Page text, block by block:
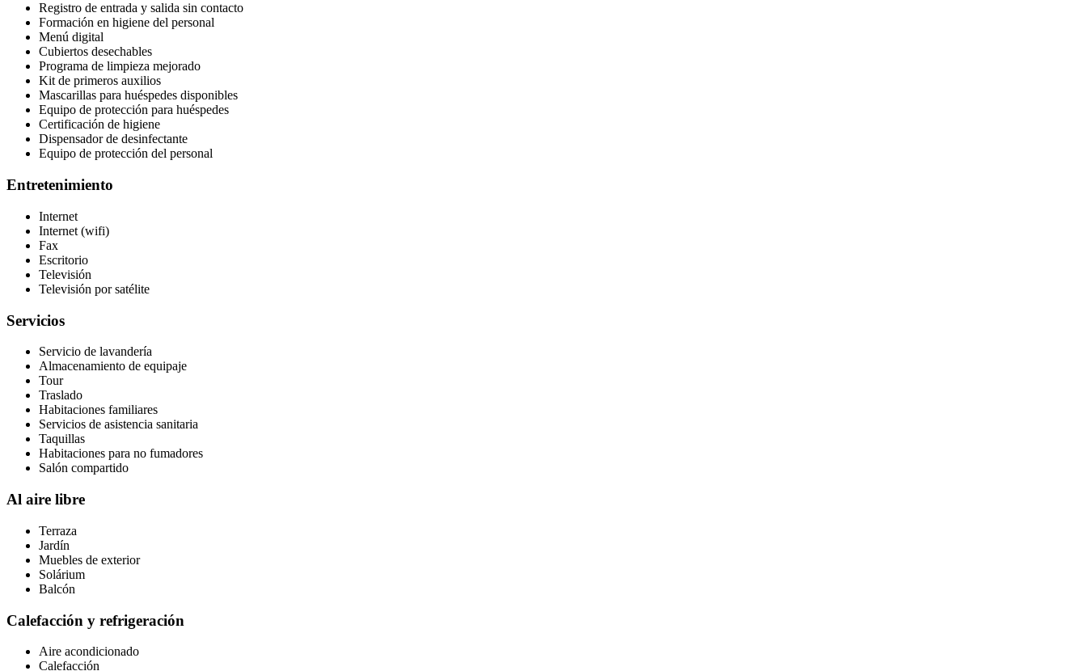
Registro de entrada y salida sin contacto
Formación en higiene del personal
Menú digital
Cubiertos desechables
Programa de limpieza mejorado
Kit de primeros auxilios
Mascarillas para huéspedes disponibles
Equipo de protección para huéspedes
Certificación de higiene
Dispensador de desinfectante
Equipo de protección del personal
Entretenimiento
Internet
Internet (wifi)
Fax
Escritorio
Televisión
Televisión por satélite
Servicios
Servicio de lavandería
Almacenamiento de equipaje
Tour
Traslado
Habitaciones familiares
Servicios de asistencia sanitaria
Taquillas
Habitaciones para no fumadores
Salón compartido
Al aire libre
Terraza
Jardín
Muebles de exterior
Solárium
Balcón
Calefacción y refrigeración
Aire acondicionado
Calefacción